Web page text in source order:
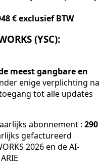
€ exclusief BTW
(YSC):
meest gangbare en
enige verplichting na
tot alle updates
abonnement : 290
gefactureerd
2026 en de AI-